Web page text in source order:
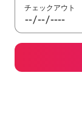
チェックアウト